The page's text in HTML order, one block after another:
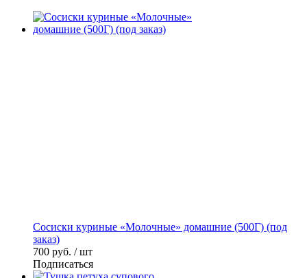
Сосиски куриные «Молочные» домашние (500Г) (под
заказ)
700 руб. / шт
Подписаться